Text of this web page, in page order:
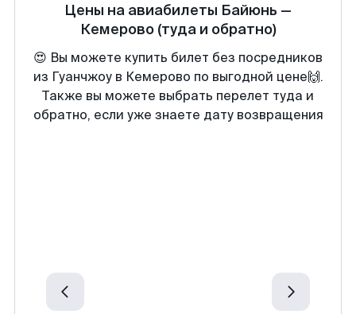
Цены на авиабилеты Байюнь —
Кемерово (туда и обратно)
😍 Вы можете купить билет без посредников
из Гуанчжоу в Кемерово по выгодной цене🙌.
Также вы можете выбрать перелет туда и
обратно, если уже знаете дату возвращения